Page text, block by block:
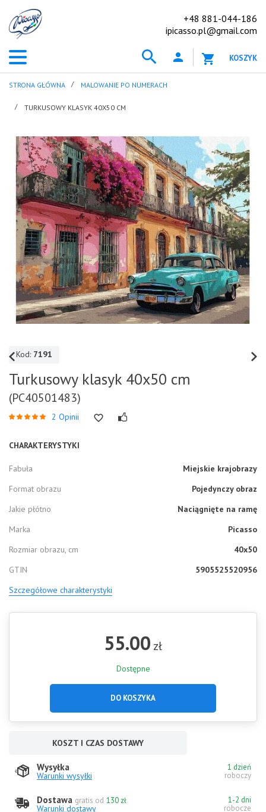
+48 881-044-186
ipicasso.pl@gmail.com
KOSZYK
STRONA GŁÓWNA MALOWANIE PO NUMERACH
TURKUSOWY KLASYK 40X50 CM
Kod: 7191
Turkusowy klasyk 40x50 cm
(PC40501483)
2 Opinii
CHARAKTERYSTYKI
Fabuła
Miejskie krajobrazy
Format obrazu
Pojedynczy obraz
Jakie płótno
Naciągnięte na ramę
Marka
Picasso
Rozmiar obrazu, cm
40x50
GTIN
5905525520956
Szczegółowe charakterystyki
55.00 zł
Dostępne
DO KOSZYKA
KOSZT I CZAS DOSTAWY
Wysyłka
Warunki wysyłki
1 dzień
roboczy
Dostawa gratis od 130 zł
Warunki dostawy
1-2 dni
robocze